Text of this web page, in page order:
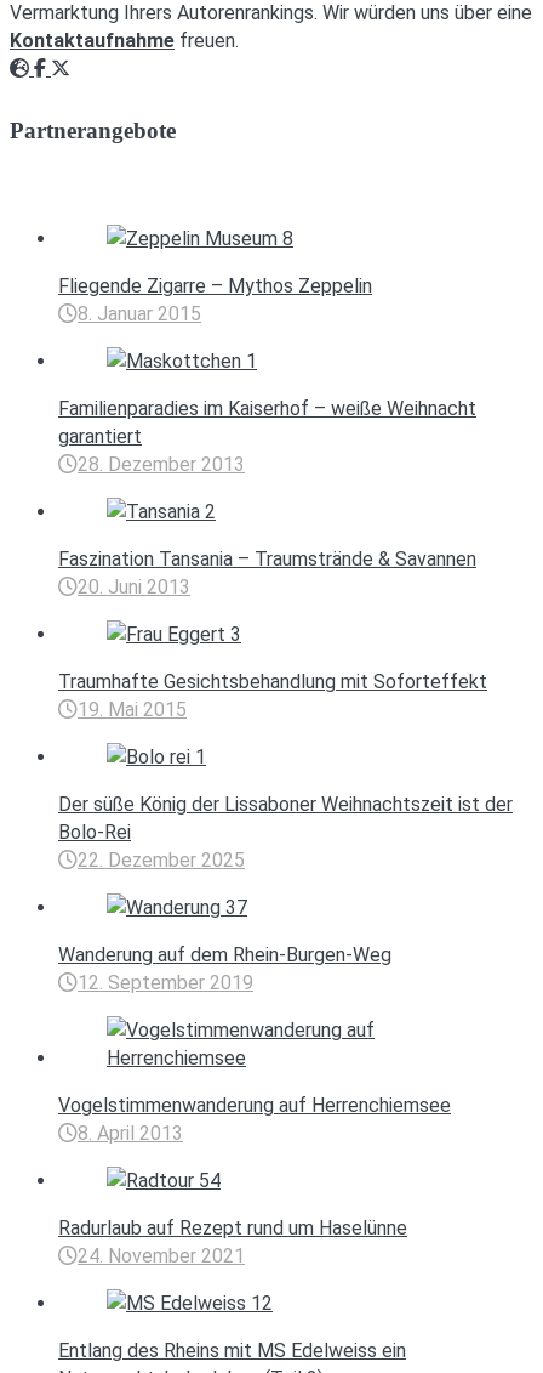
Vermarktung Ihrers Autorenrankings. Wir würden uns über eine
Kontaktaufnahme freuen.
Webseite
Facebook
Partnerangebote
Fliegende Zigarre – Mythos Zeppelin
8. Januar 2015
Familienparadies im Kaiserhof – weiße Weihnacht
garantiert
28. Dezember 2013
Faszination Tansania – Traumstrände & Savannen
20. Juni 2013
Traumhafte Gesichtsbehandlung mit Soforteffekt
19. Mai 2015
Der süße König der Lissaboner Weihnachtszeit ist der
Bolo-Rei
22. Dezember 2025
Wanderung auf dem Rhein-Burgen-Weg
12. September 2019
Vogelstimmenwanderung auf Herrenchiemsee
8. April 2013
Radurlaub auf Rezept rund um Haselünne
24. November 2021
Entlang des Rheins mit MS Edelweiss ein